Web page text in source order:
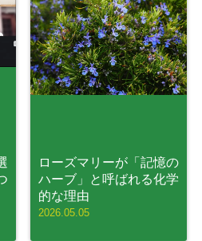
ローズマリーが「記憶の
ハーブ」と呼ばれる化学
的な理由
2026.05.05